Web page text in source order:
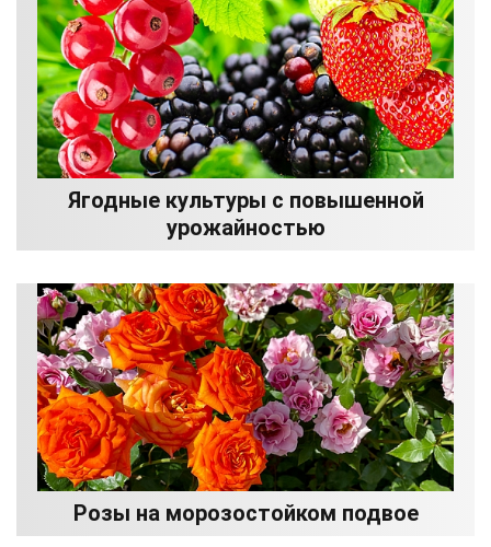
Ягодные культуры с повышенной
урожайностью
Розы на морозостойком подвое